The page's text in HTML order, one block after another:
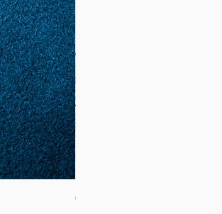
Coltello Sardo "Knife Sardinia":